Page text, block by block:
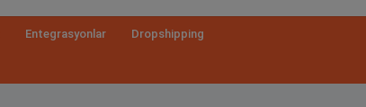
Entegrasyonlar Dropshipping